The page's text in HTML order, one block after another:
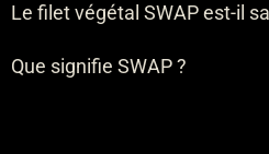
Le filet végétal SWAP est-il
Que signifie SWAP ?